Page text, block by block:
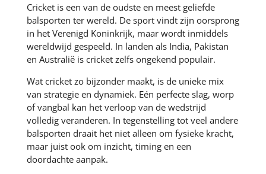
Cricket is een van de oudste en meest geliefde
balsporten ter wereld. De sport vindt zijn oorsprong
in het Verenigd Koninkrijk, maar wordt inmiddels
wereldwijd gespeeld. In landen als India, Pakistan
en Australië is cricket zelfs ongekend populair.
Wat cricket zo bijzonder maakt, is de unieke mix
van strategie en dynamiek. Eén perfecte slag, worp
of vangbal kan het verloop van de wedstrijd
volledig veranderen. In tegenstelling tot veel andere
balsporten draait het niet alleen om fysieke kracht,
maar juist ook om inzicht, timing en een
doordachte aanpak.